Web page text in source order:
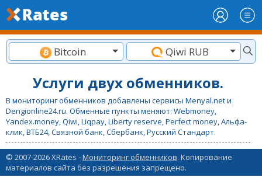
Bitcoin Qiwi RUB
Услуги двух обменников.
В мониторинг обменников добавлены сервисы Menyal.net и
Dengionline24.ru. Обменные пункты меняют: Webmoney,
Yandex.money, Qiwi, Liqpay, Liberty reserve, Perfect money, Альфа-
клик, ВТБ24, Связной банк, Сбербанк, Русский Стандарт.
© 2007-2026 XRates -Мониторинг обменников. Копирование
материалов сайта без разрешения запрещено.